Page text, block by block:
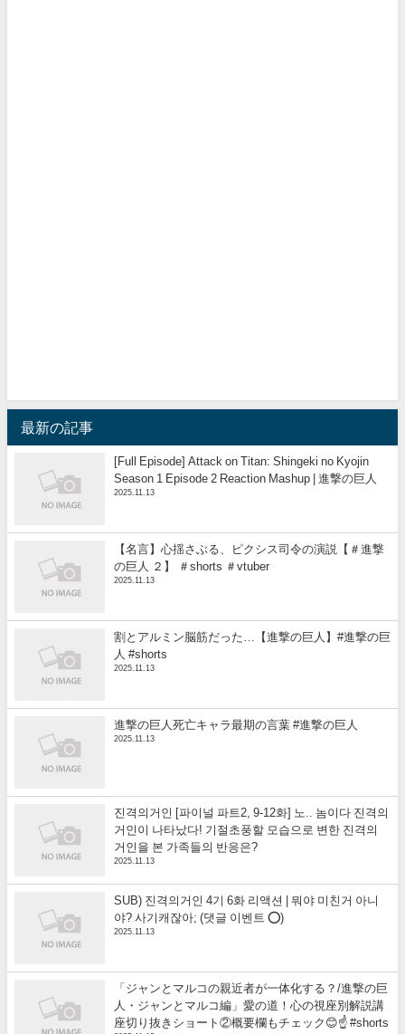
最新の記事
[Full Episode] Attack on Titan: Shingeki no Kyojin
Season 1 Episode 2 Reaction Mashup | 進撃の巨人
2025.11.13
【名言】心揺さぶる、ピクシス司令の演説【＃進撃
の巨人 ２】 ＃shorts ＃vtuber
2025.11.13
割とアルミン脳筋だった…【進撃の巨人】#進撃の巨
人 #shorts
2025.11.13
進撃の巨人死亡キャラ最期の言葉 #進撃の巨人
2025.11.13
진격의거인 [파이널 파트2, 9-12화] 노.. 놈이다 진격의
거인이 나타났다! 기절초풍할 모습으로 변한 진격의
거인을 본 가족들의 반응은?
2025.11.13
SUB) 진격의거인 4기 6화 리액션 | 뭐야 미친거 아니
야? 사기캐잖아; (댓글 이벤트 ⭕)
2025.11.13
「ジャンとマルコの親近者が一体化する？/進撃の巨
人・ジャンとマルコ編」愛の道！心の視座別解説講
座切り抜きショート②概要欄もチェック😊☝️ #shorts